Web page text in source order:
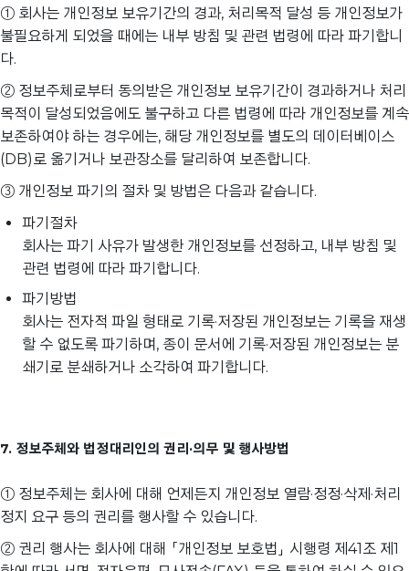
① 회사는 개인정보 보유기간의 경과, 처리목적 달성 등 개인정보가
불필요하게 되었을 때에는 내부 방침 및 관련 법령에 따라 파기합니
다.
② 정보주체로부터 동의받은 개인정보 보유기간이 경과하거나 처리
목적이 달성되었음에도 불구하고 다른 법령에 따라 개인정보를 계속
보존하여야 하는 경우에는, 해당 개인정보를 별도의 데이터베이스
(DB)로 옮기거나 보관장소를 달리하여 보존합니다.
③ 개인정보 파기의 절차 및 방법은 다음과 같습니다.
파기절차
회사는 파기 사유가 발생한 개인정보를 선정하고, 내부 방침 및
관련 법령에 따라 파기합니다.
파기방법
회사는 전자적 파일 형태로 기록·저장된 개인정보는 기록을 재생
할 수 없도록 파기하며, 종이 문서에 기록·저장된 개인정보는 분
쇄기로 분쇄하거나 소각하여 파기합니다.
7. 정보주체와 법정대리인의 권리·의무 및 행사방법
① 정보주체는 회사에 대해 언제든지 개인정보 열람·정정·삭제·처리
정지 요구 등의 권리를 행사할 수 있습니다.
② 권리 행사는 회사에 대해 「개인정보 보호법」 시행령 제41조 제1